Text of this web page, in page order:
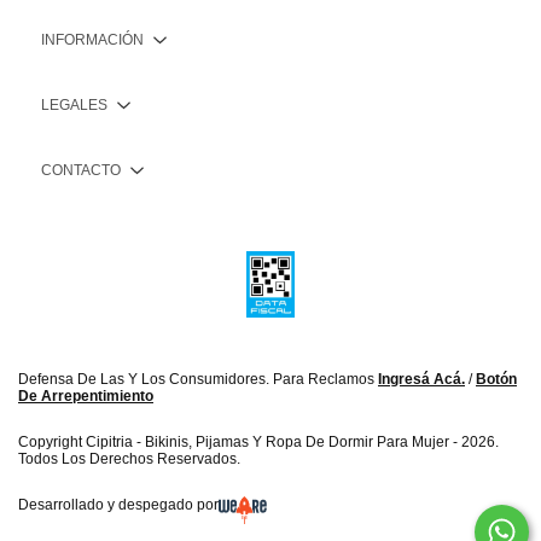
INFORMACIÓN
LEGALES
CONTACTO
Defensa De Las Y Los Consumidores. Para Reclamos Ingresá Acá. / Botón
De Arrepentimiento
Copyright Cipitria - Bikinis, Pijamas Y Ropa De Dormir Para Mujer - 2026.
Todos Los Derechos Reservados.
Desarrollado y despegado por